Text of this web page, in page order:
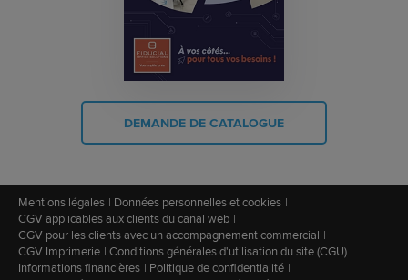
DEMANDE DE CATALOGUE
Mentions légales
Données personnelles et cookies
CGV applicables aux clients du canal web
CGV pour les clients avec un accompagnement commercial
CGV Imprimerie Conditions générales d'utilisation du site (CGU)
Informations financières
Politique de confidentialité